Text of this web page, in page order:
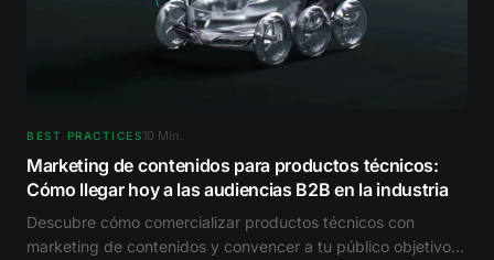
BEST PRACTICES10 Min.
Marketing de contenidos para productos técnicos:
Cómo llegar hoy a las audiencias B2B en la industria
Descubre cómo comercializar productos técnicos con
marketing de contenidos y convencer a tu público objetivo